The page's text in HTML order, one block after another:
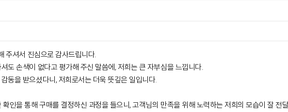
주셔서 진심으로 감사드립니다.
도 손색이 없다고 평가해 주신 말씀에, 저희는 큰 자부심을 느낍니다.
동을 받으셨다니, 저희로서는 더욱 뜻깊은 일입니다.
인을 통해 구매를 결정하신 과정을 들으니, 고객님의 만족을 위해 노력하는 저희의 모습이 잘 전